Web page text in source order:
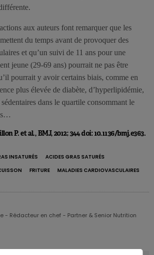
aux auteurs font remarquer que les
du temps avant de provoquer des
et qu’un suivi de 11 ans pour une
jeune (29-69 ans) pourrait ne pas être
pourrait y avoir certains biais, comme en
plus élevée de diabète, d’hyperlipidémie,
dans le quartile consommant le
P. et al., BMJ, 2012; 344 doi: 10.1136/bmj.e363.
INSATURÉS
ACIDES GRAS SATURÉS
FRITURE MALADIES CARDIOVASCULAIRES
- Rédacteur en chef - Partner & Senior Nutrition